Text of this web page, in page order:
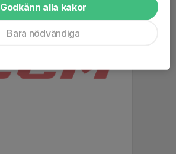
Godkänn alla kakor
Bara nödvändiga